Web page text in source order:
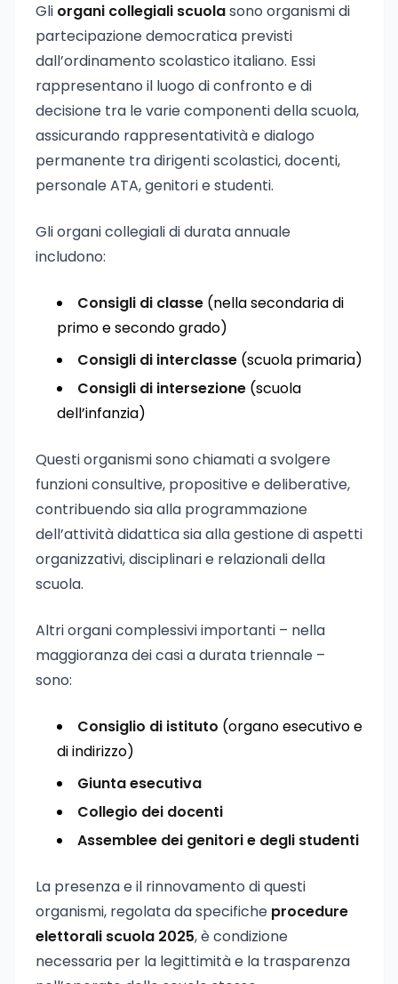
Gli organi collegiali scuolasono organismi di
partecipazione democratica previsti
dall’ordinamento scolastico italiano. Essi
rappresentano il luogo di confronto e di
decisione tra le varie componenti della scuola,
assicurando rappresentatività e dialogo
permanente tra dirigenti scolastici, docenti,
personale ATA, genitori e studenti.
Gli organi collegiali di durata annuale
includono:
Consigli di classe (nella secondaria di
primo e secondo grado)
Consigli di interclasse (scuola primaria)
Consigli di intersezione (scuola
dell’infanzia)
Questi organismi sono chiamati a svolgere
funzioni consultive, propositive e deliberative,
contribuendo sia alla programmazione
dell’attività didattica sia alla gestione di aspetti
organizzativi, disciplinari e relazionali della
scuola.
Altri organi complessivi importanti – nella
maggioranza dei casi a durata triennale –
sono:
Consiglio di istituto (organo esecutivo e
di indirizzo)
Giunta esecutiva
Collegio dei docenti
Assemblee dei genitori e degli studenti
La presenza e il rinnovamento di questi
organismi, regolata da specifiche procedure
elettorali scuola 2025, è condizione
necessaria per la legittimità e la trasparenza